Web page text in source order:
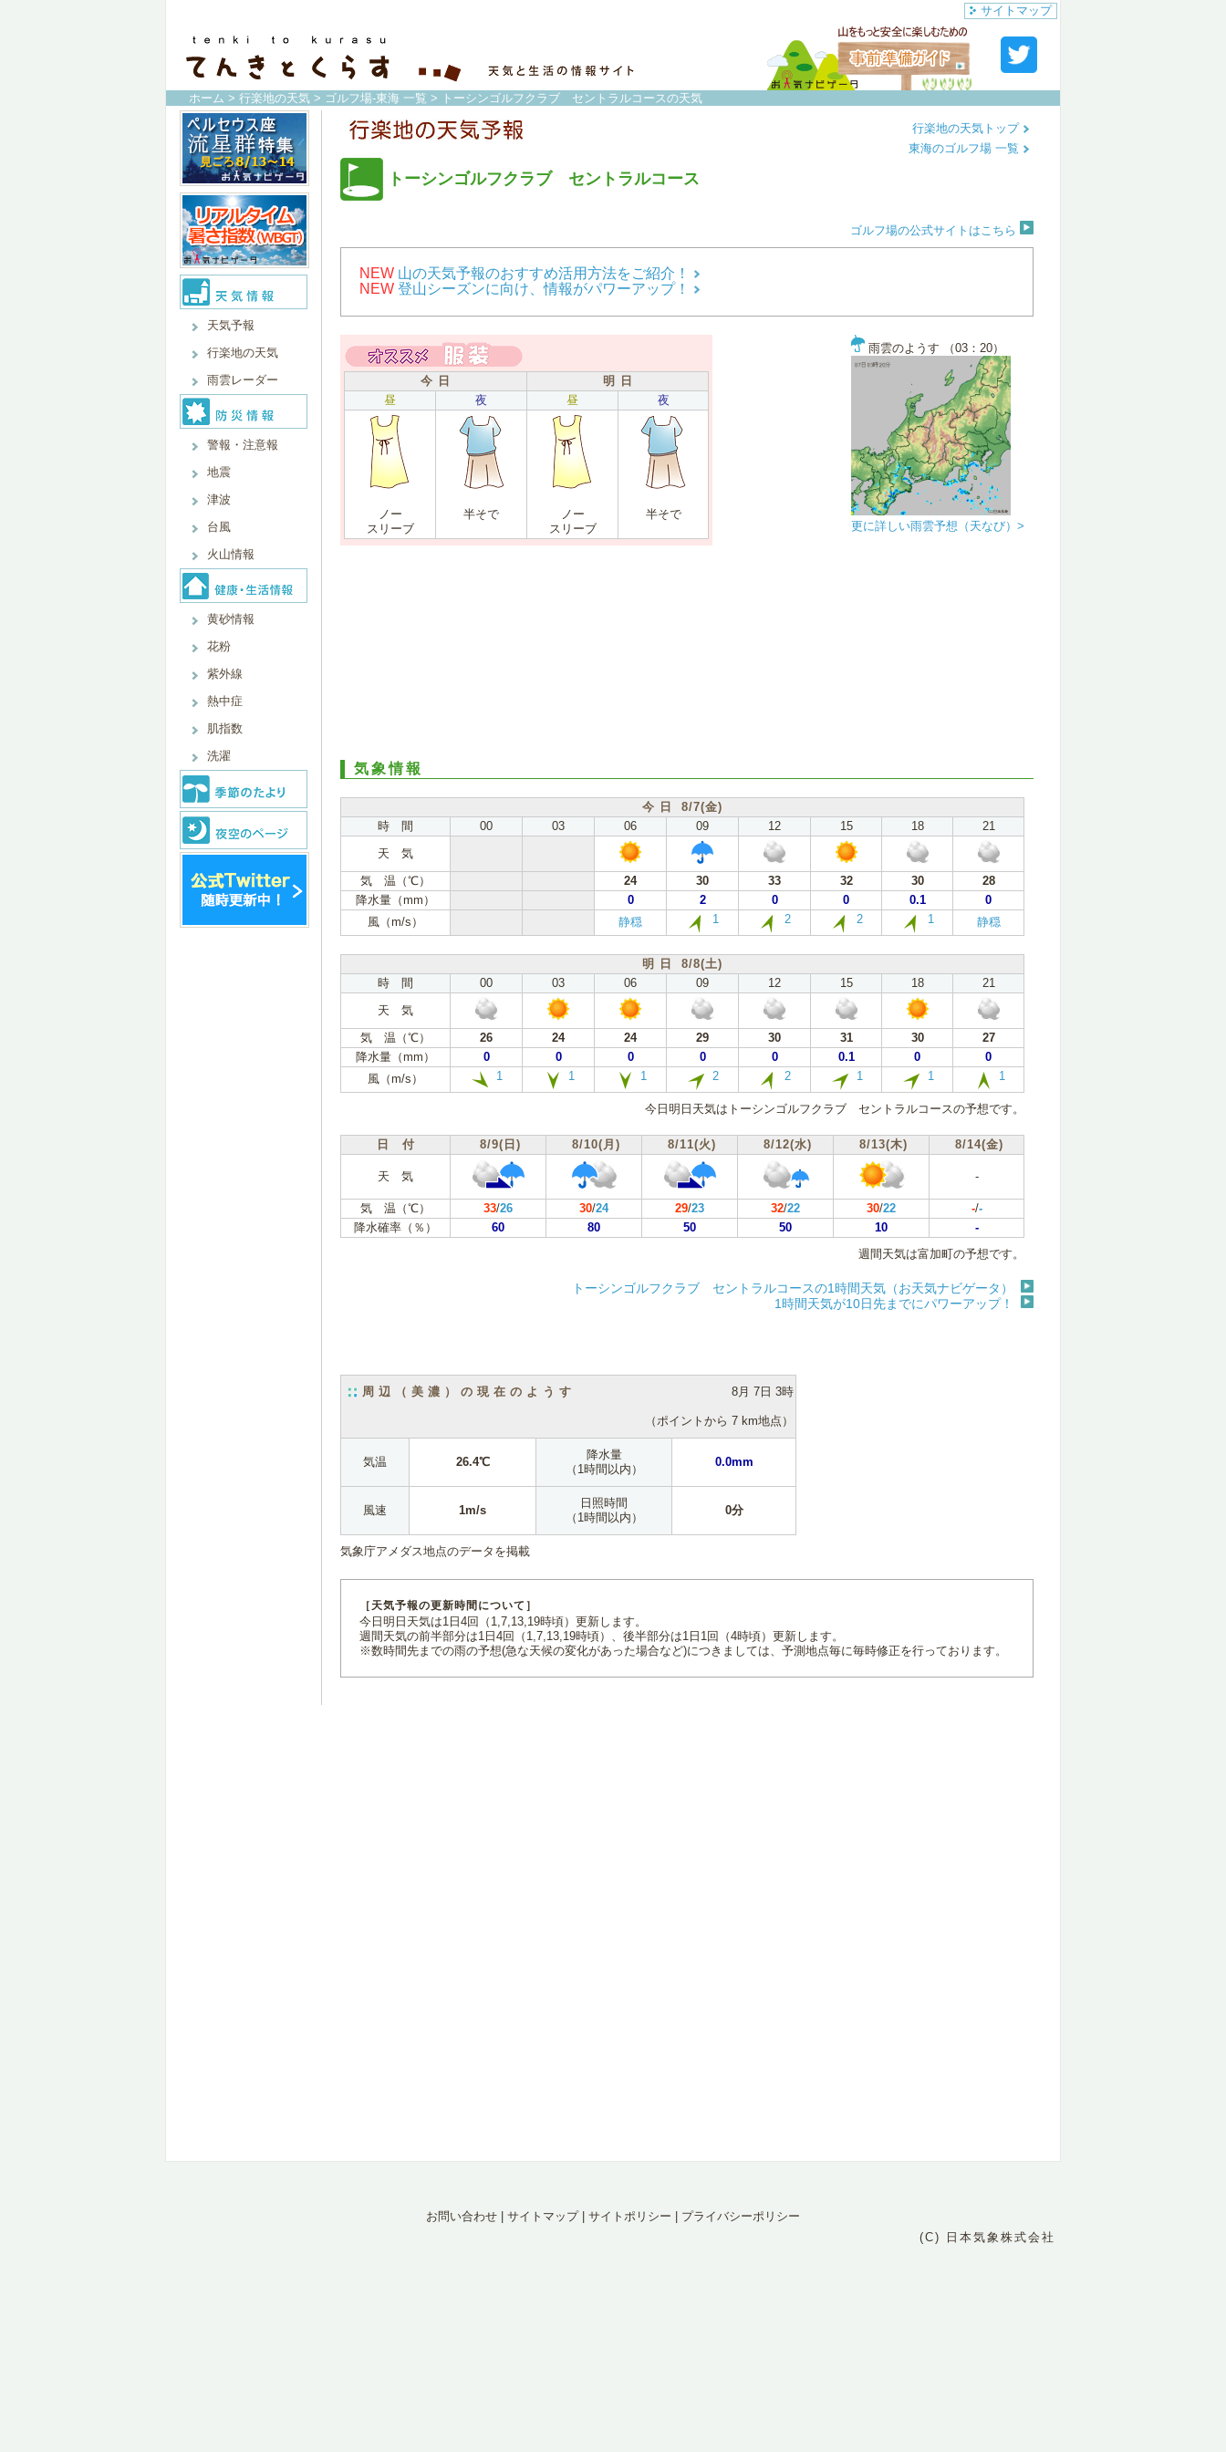
サイトマップ
ホーム > 行楽地の天気 > ゴルフ場-東海 一覧 > トーシンゴルフクラブ セントラルコースの天気
天気予報
行楽地の天気
雨雲レーダー
警報・注意報
地震
津波
台風
火山情報
黄砂情報
花粉
紫外線
熱中症
肌指数
洗濯
トーシンゴルフクラブ セントラルコース
行楽地の天気トップ
東海のゴルフ場 一覧
ゴルフ場の公式サイトはこちら
NEW 山の天気予報のおすすめ活用方法をご紹介！
NEW 登山シーズンに向け、情報がパワーアップ！
今 日
明 日
昼
夜 昼 夜
ノー
スリーブ
半そで
ノー
スリーブ
半そで
雨雲のようす （03：20）
更に詳しい雨雲予想（天なび）>
気象情報
今 日 8/7(金)
時 間
00 03 06 09 12 15 18
21
天 気
気 温（℃）
24 30 33 32 30
28
降水量（mm）
0 2 0 0 0.1
0
風（m/s）
静穏 1 2 2 1 静穏
明 日 8/8(土)
時 間
00 03 06 09 12 15 18
21
天 気
気 温（℃）
26 24 24 29 30 31 30
27
降水量（mm）
0 0 0 0 0 0.1 0
0
風（m/s）
1 1 1 2 2 1 1 1
今日明日天気はトーシンゴルフクラブ セントラルコースの予想です。
日 付 8/9(日) 8/10(月) 8/11(火) 8/12(水) 8/13(木) 8/14(金)
天 気 -
気 温（℃） 33/26 30/24 29/23 32/22 30/22 -/-
降水確率（％）
60 80 50 50 10
-
週間天気は富加町の予想です。
トーシンゴルフクラブ セントラルコースの1時間天気（お天気ナビゲータ）
1時間天気が10日先までにパワーアップ！
周辺（美濃）の現在のようす 8月 7日 3時
（ポイントから 7 km地点）
気温 26.4℃
降水量
（1時間以内）
0.0mm
風速 1m/s
日照時間
（1時間以内）
0分
気象庁アメダス地点のデータを掲載
［天気予報の更新時間について］
今日明日天気は1日4回（1,7,13,19時頃）更新します。
週間天気の前半部分は1日4回（1,7,13,19時頃）、後半部分は1日1回（4時頃）更新します。
※数時間先までの雨の予想(急な天候の変化があった場合など)につきましては、予測地点毎に毎時修正を行っております。
お問い合わせ サイトマップ| サイトポリシー
プライバシーポリシー
(C) 日本気象株式会社